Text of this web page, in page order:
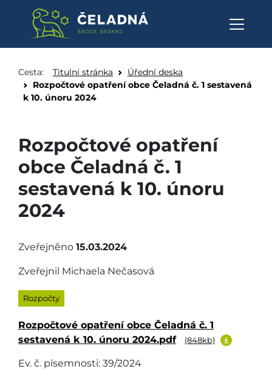
Cesta: Titulní stránka
Úřední deska
Rozpočtové opatření obce Čeladná č. 1 sestavená
k 10. únoru 2024
Rozpočtové opatření
obce Čeladná č. 1
sestavená k 10. únoru
2024
Zveřejněno 15.03.2024
Zveřejnil Michaela Nečasová
Rozpočty
Rozpočtové opatření obce Čeladná č. 1
sestavená k 10. únoru 2024.pdf
(848kb)
Ev. č. písemnosti: 39/2024